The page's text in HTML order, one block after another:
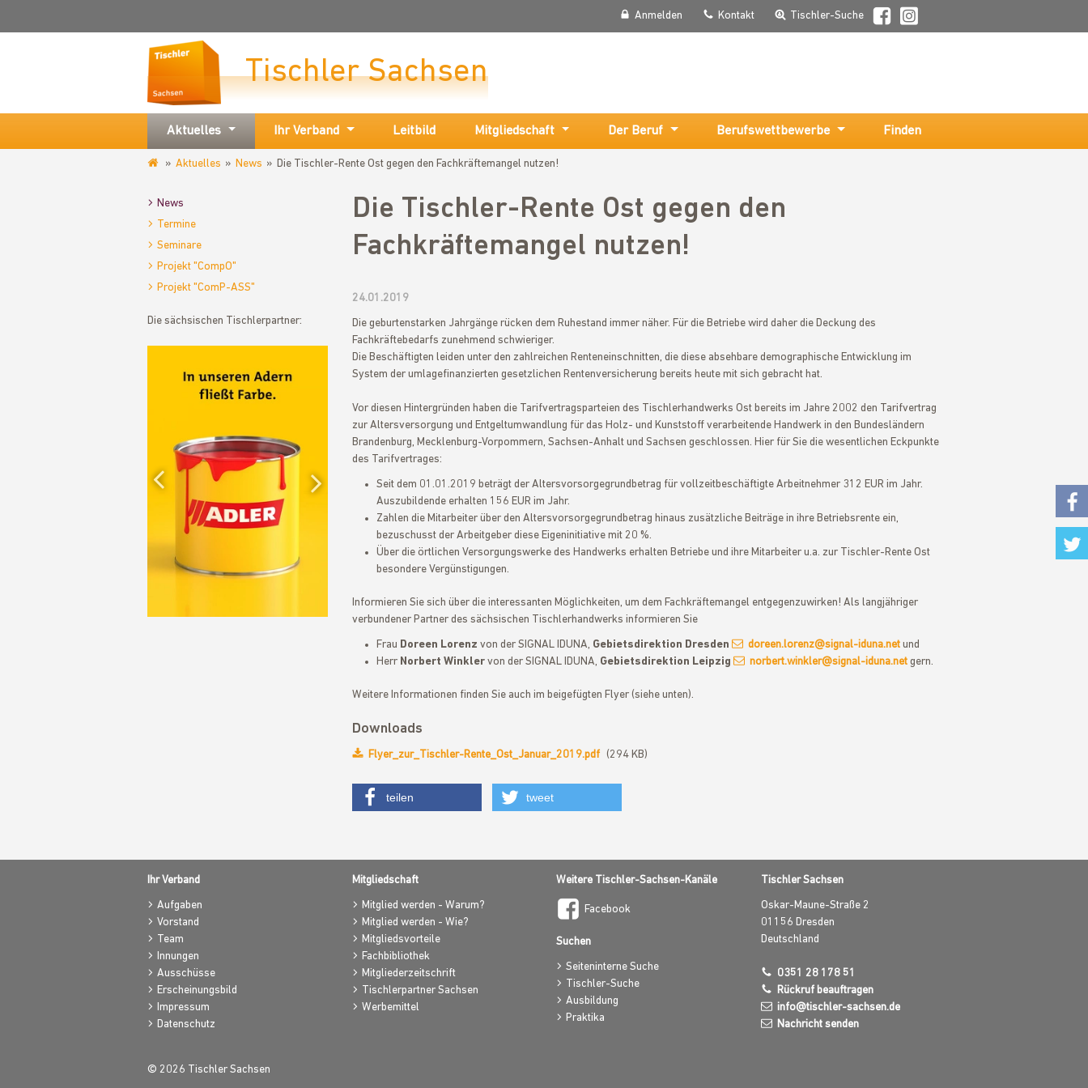
Tischler Sachsen
Anmelden Kontakt Tischler-Suche
Aktuelles Ihr Verband Leitbild Mitgliedschaft Der Beruf Berufswettbewerbe Finden
sachsen.de
Aktuelles News Die Tischler-Rente Ost gegen den Fachkräftemangel nutzen!
News
Termine
Seminare
Projekt "CompO"
Projekt "ComP-ASS"
Die sächsischen Tischlerpartner:
Previous
Die Tischler-Rente Ost gegen den
Fachkräftemangel nutzen!
24.01.2019
Die geburtenstarken Jahrgänge rücken dem Ruhestand immer näher. Für die Betriebe wird daher die Deckung des
Fachkräftebedarfs zunehmend schwieriger.
Die Beschäftigten leiden unter den zahlreichen Renteneinschnitten, die diese absehbare demographische Entwicklung im
System der umlagefinanzierten gesetzlichen Rentenversicherung bereits heute mit sich gebracht hat.
Vor diesen Hintergründen haben die Tarifvertragsparteien des Tischlerhandwerks Ost bereits im Jahre 2002 den Tarifvertrag
zur Altersversorgung und Entgeltumwandlung für das Holz- und Kunststoff verarbeitende Handwerk in den Bundesländern
Brandenburg, Mecklenburg-Vorpommern, Sachsen-Anhalt und Sachsen geschlossen. Hier für Sie die wesentlichen Eckpunkte
des Tarifvertrages:
Seit dem 01.01.2019 beträgt der Altersvorsorgegrundbetrag für vollzeitbeschäftigte Arbeitnehmer 312 EUR im Jahr.
Auszubildende erhalten 156 EUR im Jahr.
Zahlen die Mitarbeiter über den Altersvorsorgegrundbetrag hinaus zusätzliche Beiträge in ihre Betriebsrente ein,
bezuschusst der Arbeitgeber diese Eigeninitiative mit 20 %.
Über die örtlichen Versorgungswerke des Handwerks erhalten Betriebe und ihre Mitarbeiter u.a. zur Tischler-Rente Ost
besondere Vergünstigungen.
Informieren Sie sich über die interessanten Möglichkeiten, um dem Fachkräftemangel entgegenzuwirken! Als langjähriger
verbundener Partner des sächsischen Tischlerhandwerks informieren Sie
Frau Doreen Lorenz von der SIGNAL IDUNA, Gebietsdirektion Dresden doreen.lorenz@signal-iduna.netund
Herr Norbert Winklervon der SIGNAL IDUNA, Gebietsdirektion Leipzig norbert.winkler@signal-iduna.netgern.
Weitere Informationen finden Sie auch im beigefügten Flyer (siehe unten).
Downloads
Flyer_zur_Tischler-Rente_Ost_Januar_2019.pdf (294 KB)
teilen tweet
Ihr Verband
Aufgaben
Vorstand
Team
Innungen
Ausschüsse
Erscheinungsbild
Impressum
Datenschutz
Mitgliedschaft
Mitglied werden - Warum?
Mitglied werden - Wie?
Mitgliedsvorteile
Fachbibliothek
Mitgliederzeitschrift
Tischlerpartner Sachsen
Werbemittel
Weitere Tischler-Sachsen-Kanäle
Facebook
Suchen
Seiteninterne Suche
Tischler-Suche
Ausbildung
Praktika
Tischler Sachsen
Oskar-Maune-Straße 2
01156 Dresden
Deutschland
0351 28 178 51
Rückruf beauftragen
info@tischler-sachsen.de
Nachricht senden
© 2026 Tischler Sachsen